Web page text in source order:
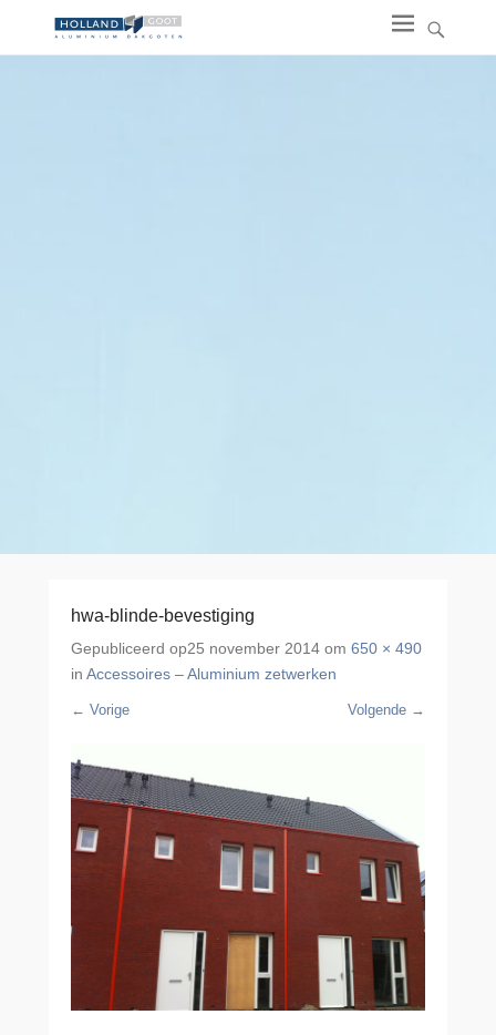
hwa-blinde-bevestiging
Gepubliceerd op25 november 2014 om 650 × 490
in Accessoires – Aluminium zetwerken
← Vorige Volgende →